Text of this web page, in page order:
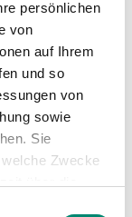
persönlichen
von
auf Ihrem
und so
von
sowie
Sie
Zwecke